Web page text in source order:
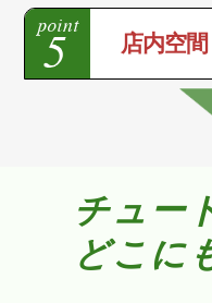
店内空間
チュー
どこに